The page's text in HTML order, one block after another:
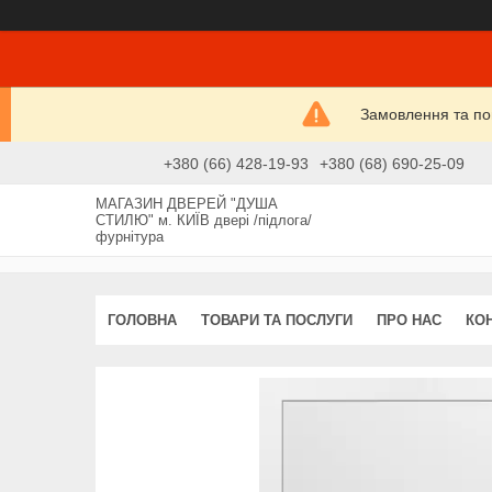
Замовлення та
+380 (66) 428-19-93 +380 (68) 690-25-09
МАГАЗИН ДВЕРЕЙ "ДУША
СТИЛЮ" м. КИЇВ двері /підлога/
фурнітура
ГОЛОВНА ТОВАРИ ТА ПОСЛУГИ ПРО НАС